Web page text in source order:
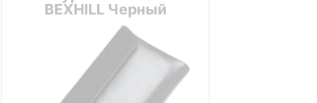
BEXHILL Черный